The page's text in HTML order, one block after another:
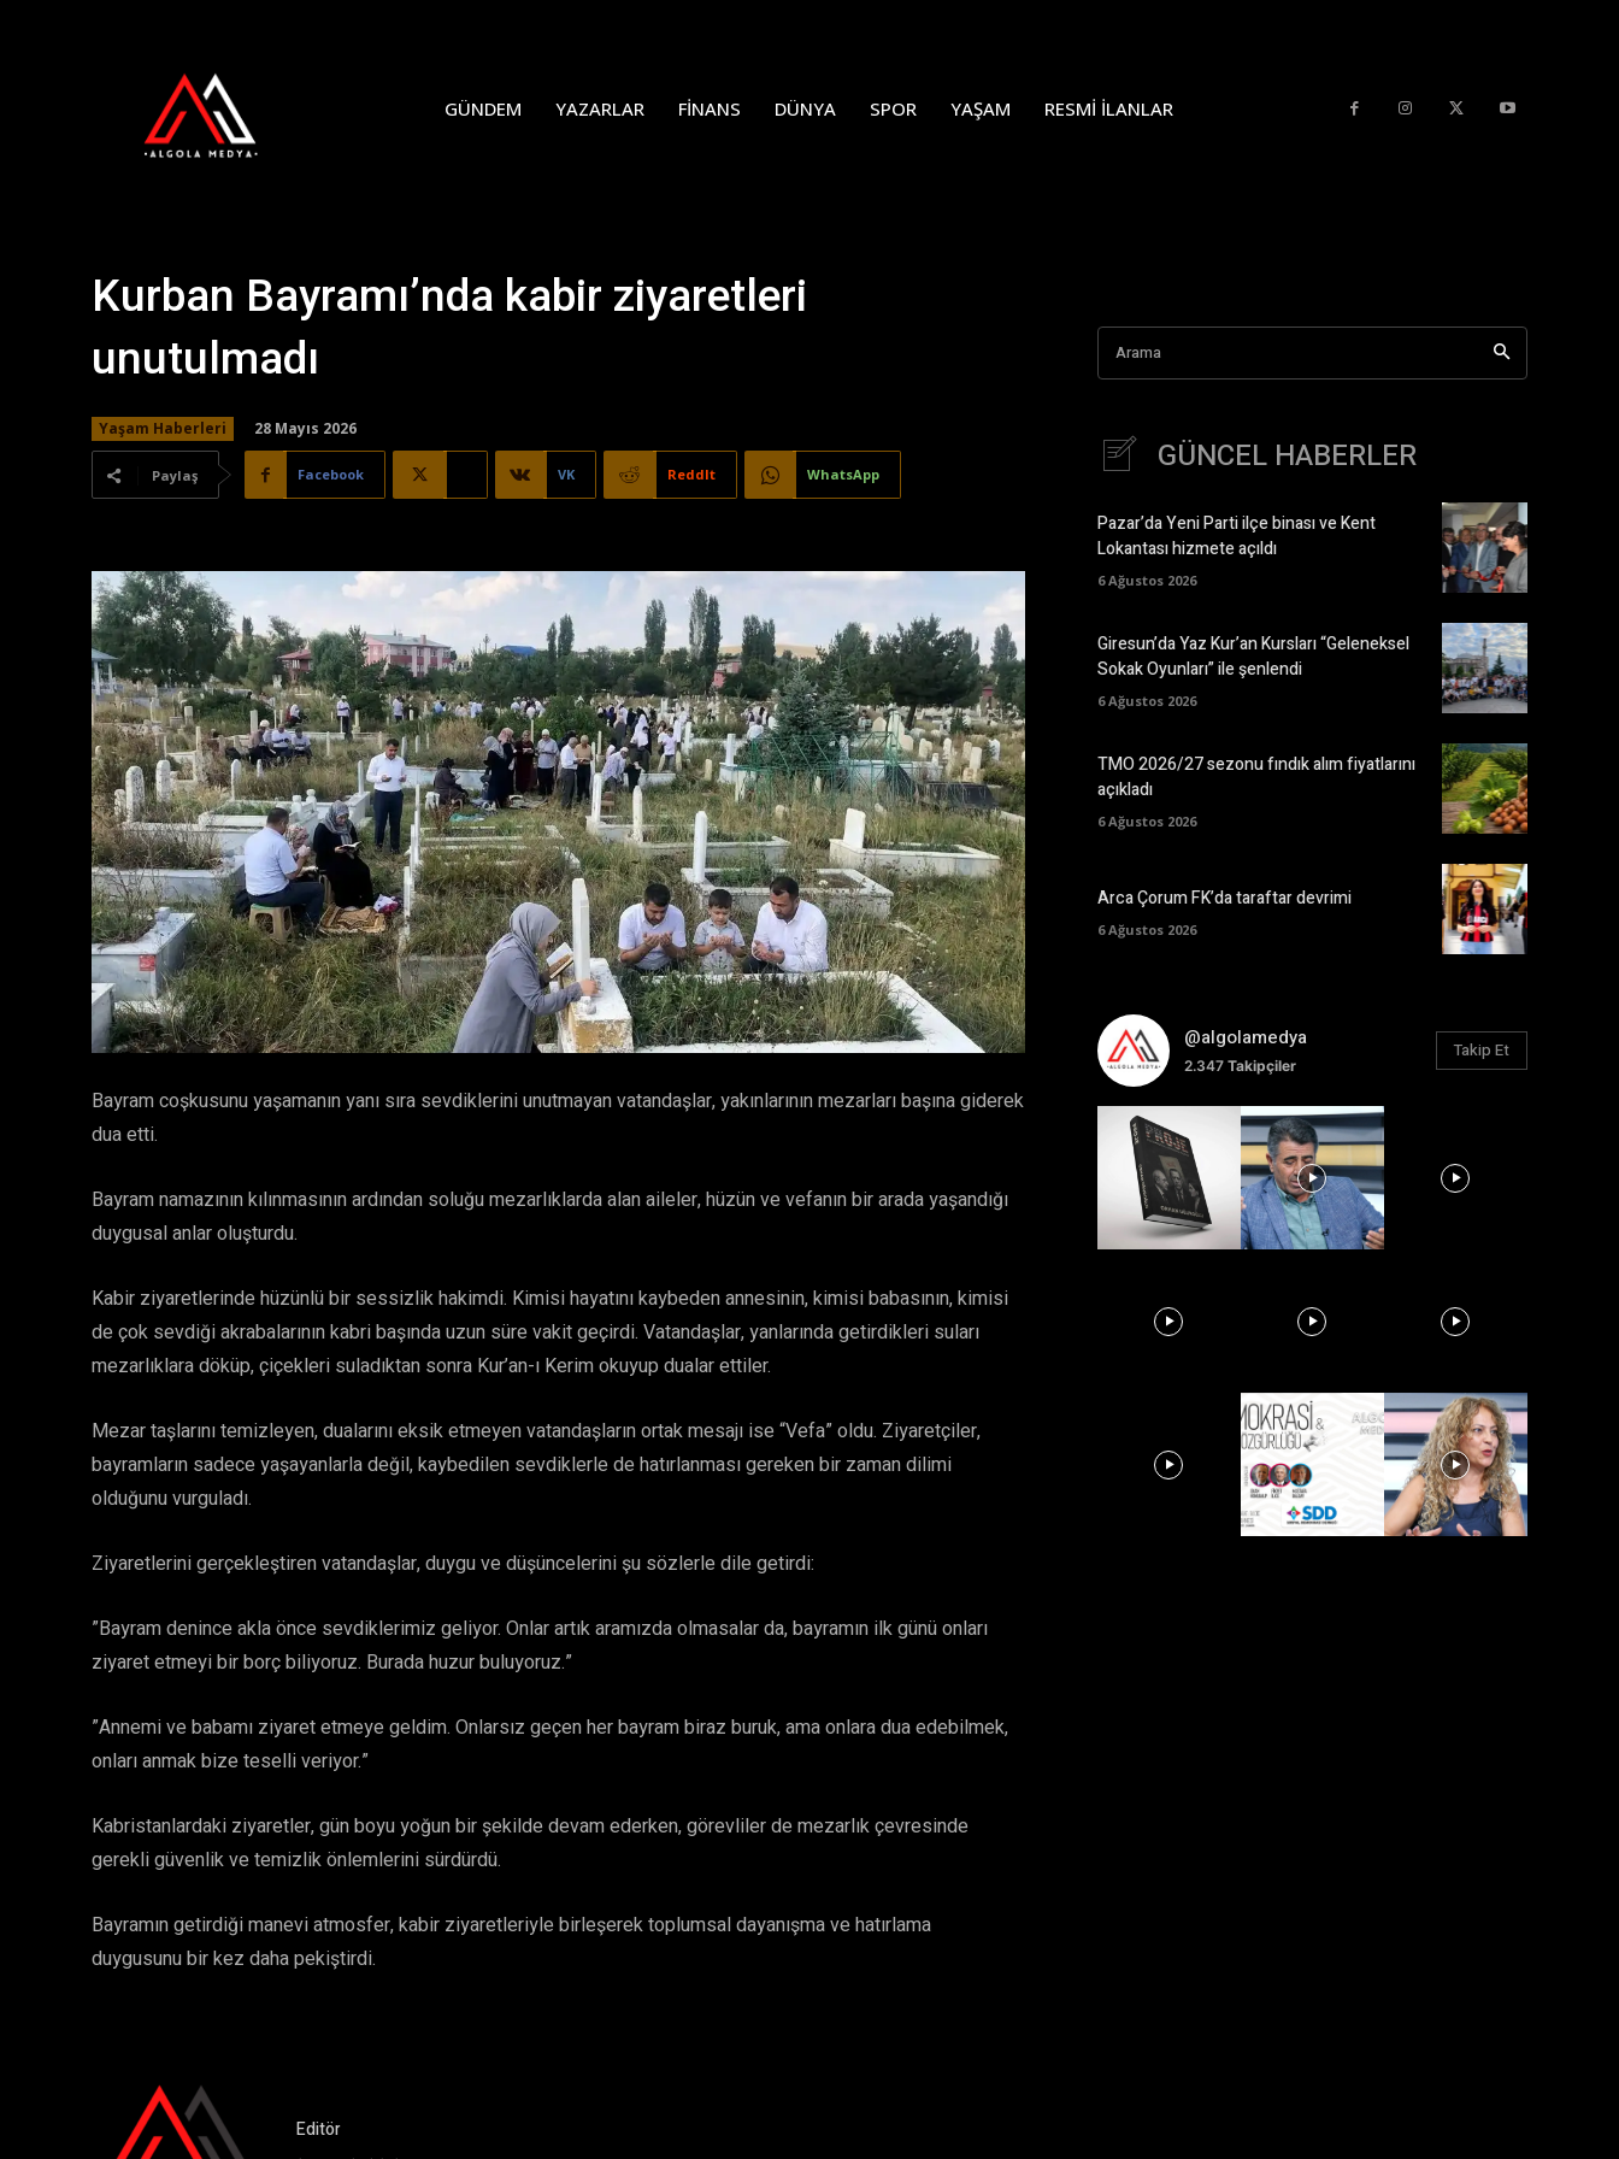
GÜNDEM YAZARLAR FINANS DÜNYA SPOR YAŞAM RESMI İLANLAR
Kurban Bayramı’nda kabir ziyaretleri
unutulmadı
Yaşam Haberleri 28 Mayıs 2026
Paylaş Facebook VK ReddIt WhatsApp
​Bayram coşkusunu yaşamanın yanı sıra sevdiklerini unutmayan vatandaşlar, yakınlarının mezarları başına giderek
dua etti.
​Bayram namazının kılınmasının ardından soluğu mezarlıklarda alan aileler, hüzün ve vefanın bir arada yaşandığı
duygusal anlar oluşturdu.
​Kabir ziyaretlerinde hüzünlü bir sessizlik hakimdi. Kimisi hayatını kaybeden annesinin, kimisi babasının, kimisi
de çok sevdiği akrabalarının kabri başında uzun süre vakit geçirdi. Vatandaşlar, yanlarında getirdikleri suları
mezarlıklara döküp, çiçekleri suladıktan sonra Kur’an-ı Kerim okuyup dualar ettiler.
​Mezar taşlarını temizleyen, dualarını eksik etmeyen vatandaşların ortak mesajı ise “Vefa” oldu. Ziyaretçiler,
bayramların sadece yaşayanlarla değil, kaybedilen sevdiklerle de hatırlanması gereken bir zaman dilimi
olduğunu vurguladı.
​Ziyaretlerini gerçekleştiren vatandaşlar, duygu ve düşüncelerini şu sözlerle dile getirdi:
​”Bayram denince akla önce sevdiklerimiz geliyor. Onlar artık aramızda olmasalar da, bayramın ilk günü onları
ziyaret etmeyi bir borç biliyoruz. Burada huzur buluyoruz.”
​”Annemi ve babamı ziyaret etmeye geldim. Onlarsız geçen her bayram biraz buruk, ama onlara dua edebilmek,
onları anmak bize teselli veriyor.”
​Kabristanlardaki ziyaretler, gün boyu yoğun bir şekilde devam ederken, görevliler de mezarlık çevresinde
gerekli güvenlik ve temizlik önlemlerini sürdürdü.
​Bayramın getirdiği manevi atmosfer, kabir ziyaretleriyle birleşerek toplumsal dayanışma ve hatırlama
duygusunu bir kez daha pekiştirdi.
Editör
Arama
GÜNCEL HABERLER
Pazar’da Yeni Parti ilçe binası ve Kent
Lokantası hizmete açıldı
6 Ağustos 2026
Giresun’da Yaz Kur’an Kursları “Geleneksel
Sokak Oyunları” ile şenlendi
6 Ağustos 2026
TMO 2026/27 sezonu fındık alım fiyatlarını
açıkladı
6 Ağustos 2026
Arca Çorum FK’da taraftar devrimi
6 Ağustos 2026
@algolamedya
2.347Takipçiler
Takip Et